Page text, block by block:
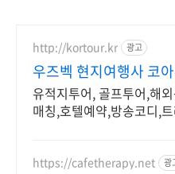
http://kortour.kr 광고
우즈벡 현지여행사 코
유적지투어, 골프투어,해
매칭,호텔예약,방송코디,
https://cafetherapy.net 광